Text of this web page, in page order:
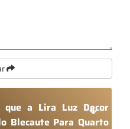
que a Lira Luz Decor
Blecaute Para Quarto